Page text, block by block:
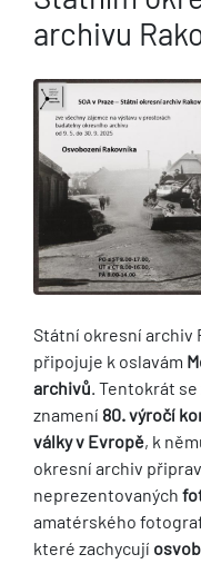
archivu
Státní okresní archiv
připojuje k oslavám
archivů. Tentokrát
znamení 80. výročí
války v Evropě, k
okresní archiv
neprezentovaných
amatérského
které zachycují